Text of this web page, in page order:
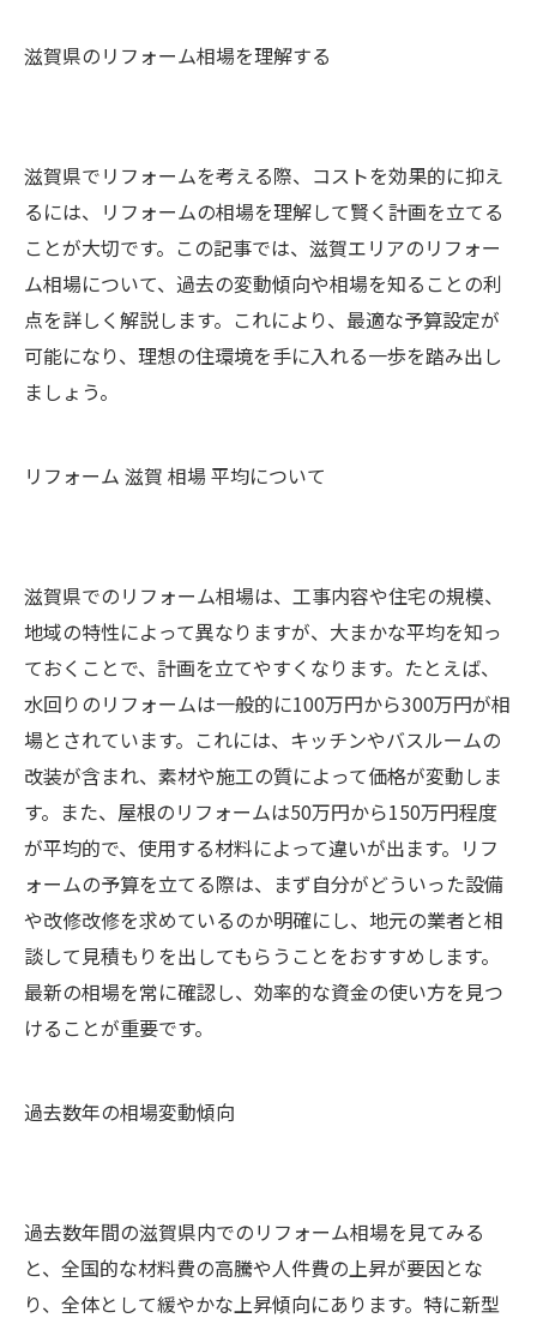
滋賀県のリフォーム相場を理解する
滋賀県でリフォームを考える際、コストを効果的に抑え
るには、リフォームの相場を理解して賢く計画を立てる
ことが大切です。この記事では、滋賀エリアのリフォー
ム相場について、過去の変動傾向や相場を知ることの利
点を詳しく解説します。これにより、最適な予算設定が
可能になり、理想の住環境を手に入れる一歩を踏み出し
ましょう。
リフォーム 滋賀 相場 平均について
滋賀県でのリフォーム相場は、工事内容や住宅の規模、
地域の特性によって異なりますが、大まかな平均を知っ
ておくことで、計画を立てやすくなります。たとえば、
水回りのリフォームは一般的に100万円から300万円が相
場とされています。これには、キッチンやバスルームの
改装が含まれ、素材や施工の質によって価格が変動しま
す。また、屋根のリフォームは50万円から150万円程度
が平均的で、使用する材料によって違いが出ます。リフ
ォームの予算を立てる際は、まず自分がどういった設備
や改修改修を求めているのか明確にし、地元の業者と相
談して見積もりを出してもらうことをおすすめします。
最新の相場を常に確認し、効率的な資金の使い方を見つ
けることが重要です。
過去数年の相場変動傾向
過去数年間の滋賀県内でのリフォーム相場を見てみる
と、全国的な材料費の高騰や人件費の上昇が要因とな
り、全体として緩やかな上昇傾向にあります。特に新型